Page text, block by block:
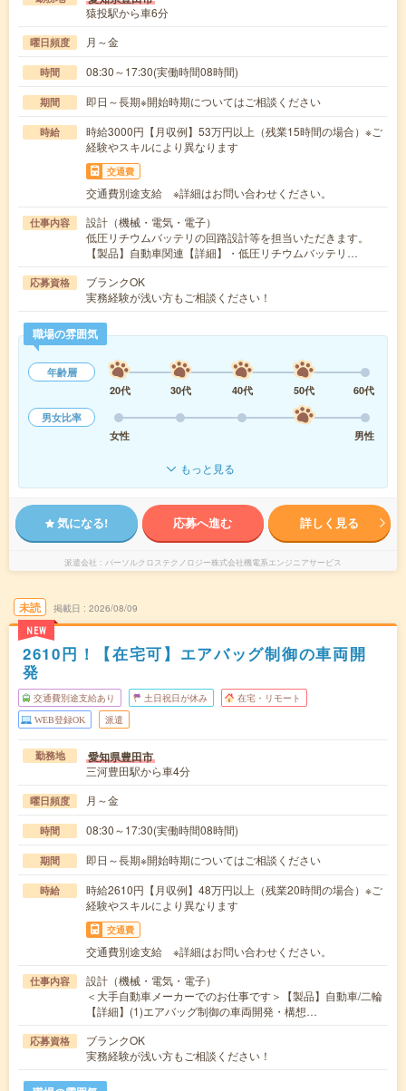
猿投駅から車6分
曜日頻度 月～金
時間 08:30～17:30(実働時間08時間)
期間 即日～長期※開始時期についてはご相談ください
時給
時給3000円【月収例】53万円以上（残業15時間の場合）※ご
経験やスキルにより異なります
交通費
交通費別途支給 ※詳細はお問い合わせください。
仕事内容
設計（機械・電気・電子）
低圧リチウムバッテリの回路設計等を担当いただきます。
【製品】自動車関連【詳細】・低圧リチウムバッテリ…
応募資格
ブランクOK
実務経験が浅い方もご相談ください！
職場の雰囲気
年齢層
20代
30代 40代 50代
60代
男女比率
女性
男性
もっと見る
気になる! 応募へ進む 詳しく見る
派遣会社 パーソルクロステクノロジー株式会社機電系エンジニアサービス
未読
NEW
掲載日 2026/08/09
2610円！【在宅可】エアバッグ制御の車両開
発
交通費別途支給あり 土日祝日が休み 在宅・リモート
WEB登録OK 派遣
勤務地 愛知県豊田市
三河豊田駅から車4分
曜日頻度 月～金
時間 08:30～17:30(実働時間08時間)
期間 即日～長期※開始時期についてはご相談ください
時給
時給2610円【月収例】48万円以上（残業20時間の場合）※ご
経験やスキルにより異なります
交通費
交通費別途支給 ※詳細はお問い合わせください。
仕事内容
設計（機械・電気・電子）
＜大手自動車メーカーでのお仕事です＞【製品】自動車/二輪
【詳細】(1)エアバッグ制御の車両開発・構想…
応募資格
ブランクOK
実務経験が浅い方もご相談ください！